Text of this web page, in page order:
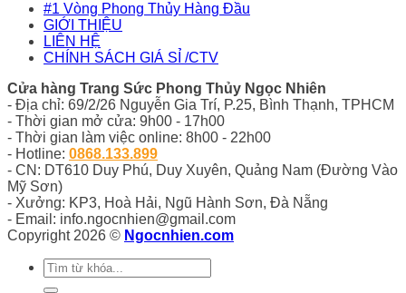
#1 Vòng Phong Thủy Hàng Đầu
GIỚI THIỆU
LIÊN HỆ
CHÍNH SÁCH GIÁ SỈ /CTV
Cửa hàng Trang Sức Phong Thủy Ngọc Nhiên
- Địa chỉ: 69/2/26 Nguyễn Gia Trí, P.25, Bình Thạnh, TPHCM
- Thời gian mở cửa: 9h00 - 17h00
- Thời gian làm việc online: 8h00 - 22h00
- Hotline: 0868.133.899
- CN: DT610 Duy Phú, Duy Xuyên, Quảng Nam (Đường Vào
Mỹ Sơn)
- Xưởng: KP3, Hoà Hải, Ngũ Hành Sơn, Đà Nẵng
- Email: info.ngocnhien@gmail.com
Copyright 2026 © Ngocnhien.com
Tìm
kiếm: